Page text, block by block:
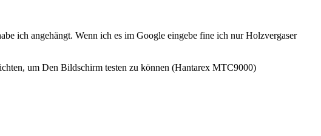
ich angehängt. Wenn ich es im Google eingebe fine ich nur Holzvergaser
um Den Bildschirm testen zu können (Hantarex MTC9000)